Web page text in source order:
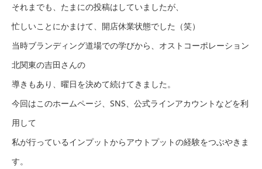
それまでも、たまにの投稿はしていましたが、
忙しいことにかまけて、開店休業状態でした（笑）
当時ブランディング道場での学びから、オストコーポレーション
北関東の吉田さんの
導きもあり、曜日を決めて続けてきました。
今回はこのホームページ、SNS、公式ラインアカウントなどを利
用して
私が行っているインプットからアウトプットの経験をつぶやきま
す。